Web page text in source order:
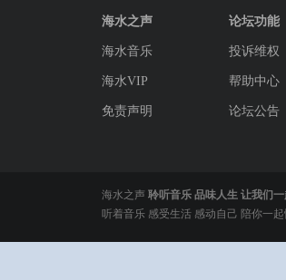
海水之声
海水音乐
海水VIP
免责声明
论坛功能
投诉维权
帮助中心
论坛公告
海水之声 聆听音乐 品味人生 让我们
听着音乐 感受生活 感动自己 陪你一